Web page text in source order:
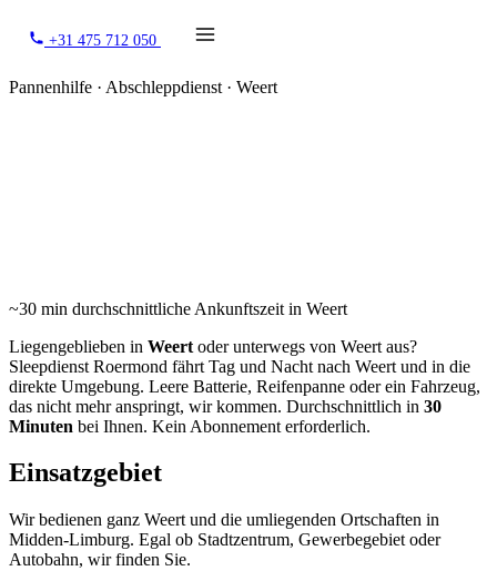
+31 475 712 050
Pannenhilfe · Abschleppdienst · Weert
~30 min durchschnittliche Ankunftszeit in Weert
Liegengeblieben in Weert oder unterwegs von Weert aus?
Sleepdienst Roermond fährt Tag und Nacht nach Weert und in die
direkte Umgebung. Leere Batterie, Reifenpanne oder ein Fahrzeug,
das nicht mehr anspringt, wir kommen. Durchschnittlich in 30
Minuten bei Ihnen. Kein Abonnement erforderlich.
Einsatzgebiet
Wir bedienen ganz Weert und die umliegenden Ortschaften in
Midden-Limburg. Egal ob Stadtzentrum, Gewerbegebiet oder
Autobahn, wir finden Sie.